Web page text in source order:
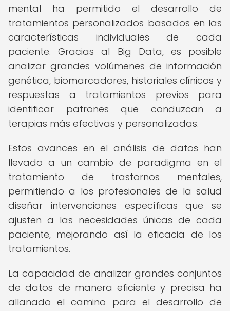
mental ha permitido el desarrollo de
tratamientos personalizados basados en las
características individuales de cada
paciente. Gracias al Big Data, es posible
analizar grandes volúmenes de información
genética, biomarcadores, historiales clínicos y
respuestas a tratamientos previos para
identificar patrones que conduzcan a
terapias más efectivas y personalizadas.
Estos avances en el análisis de datos han
llevado a un cambio de paradigma en el
tratamiento de trastornos mentales,
permitiendo a los profesionales de la salud
diseñar intervenciones específicas que se
ajusten a las necesidades únicas de cada
paciente, mejorando así la eficacia de los
tratamientos.
La capacidad de analizar grandes conjuntos
de datos de manera eficiente y precisa ha
allanado el camino para el desarrollo de